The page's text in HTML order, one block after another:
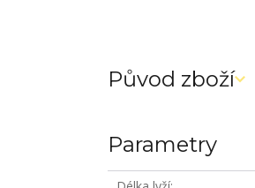
167
Původ zboží
Parametry